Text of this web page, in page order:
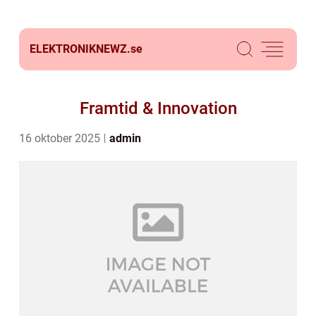
ELEKTRONIKNEWZ.se
Framtid & Innovation
16 oktober 2025 admin